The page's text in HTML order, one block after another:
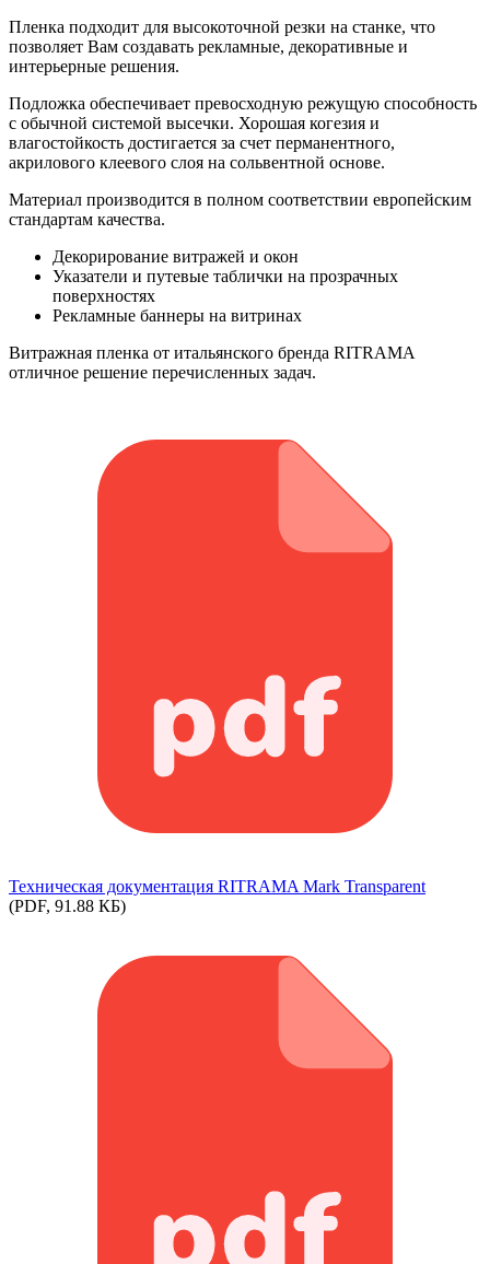
Пленка подходит для высокоточной резки на станке, что
позволяет Вам создавать рекламные, декоративные и
интерьерные решения.
Подложка обеспечивает превосходную режущую способность
с обычной системой высечки. Хорошая когезия и
влагостойкость достигается за счет перманентного,
акрилового клеевого слоя на сольвентной основе.
Материал производится в полном соответствии европейским
стандартам качества.
Декорирование витражей и окон
Указатели и путевые таблички на прозрачных
поверхностях
Рекламные баннеры на витринах
Витражная пленка от итальянского бренда RITRAMA
отличное решение перечисленных задач.
Техническая документация RITRAMA Mark Transparent
(PDF, 91.88 КБ)